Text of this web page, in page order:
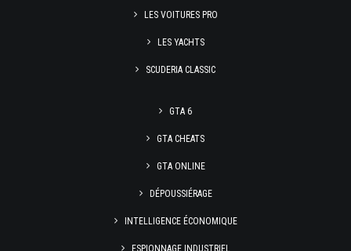
LES VOITURES PRO
LES YACHTS
SCUDERIA CLASSIC
GTA 6
GTA CHEATS
GTA ONLINE
DÉPOUSSIÉRAGE
INTELLIGENCE ÉCONOMIQUE
ESPIONNAGE INDUSTRIEL